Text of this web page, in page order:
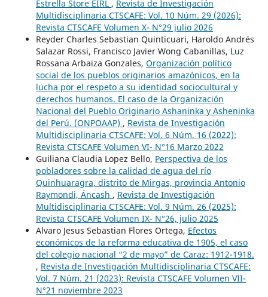
Estrella Store EIRL , Revista de Investigación
Multidisciplinaria CTSCAFE: Vol. 10 Núm. 29 (2026):
Revista CTSCAFE Volumen X- N°29 julio 2026
Reyder Charles Sebastian Quinticuari, Haroldo Andrés
Salazar Rossi, Francisco Javier Wong Cabanillas, Luz
Rossana Arbaiza Gonzales, Organización político
social de los pueblos originarios amazónicos, en la
lucha por el respeto a su identidad sociocultural y
derechos humanos. El caso de la Organización
Nacional del Pueblo Originario Ashaninka y Asheninka
del Perú. (ONPOAAP) , Revista de Investigación
Multidisciplinaria CTSCAFE: Vol. 6 Núm. 16 (2022):
Revista CTSCAFE Volumen VI- N°16 Marzo 2022
Guiliana Claudia Lopez Bello, Perspectiva de los
pobladores sobre la calidad de agua del río
Quinhuaragra, distrito de Mirgas, provincia Antonio
Raymondi, Áncash , Revista de Investigación
Multidisciplinaria CTSCAFE: Vol. 9 Núm. 26 (2025):
Revista CTSCAFE Volumen IX- N°26, julio 2025
Alvaro Jesus Sebastian Flores Ortega, Efectos
económicos de la reforma educativa de 1905, el caso
del colegio nacional “2 de mayo” de Caraz: 1912-1918.
, Revista de Investigación Multidisciplinaria CTSCAFE:
Vol. 7 Núm. 21 (2023): Revista CTSCAFE Volumen VII-
N°21 noviembre 2023